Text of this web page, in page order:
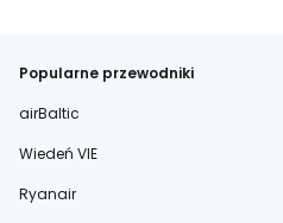
Popularne przewodniki
airBaltic
Wiedeń VIE
Ryanair